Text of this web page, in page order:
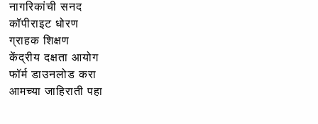
नागरिकांची सनद
कॉपीराइट धोरण
ग्राहक शिक्षण
केंद्रीय दक्षता आयोग
फॉर्म डाउनलोड करा
आमच्या जाहिराती पहा